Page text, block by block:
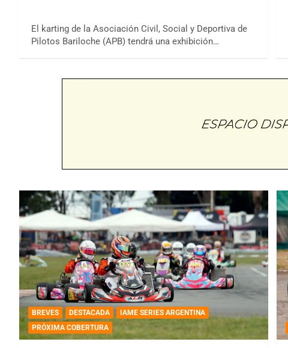
El karting de la Asociación Civil, Social y Deportiva de
Pilotos Bariloche (APB) tendrá una exhibición…
BREVES DESTACADA
IAME SERIES ARGENTINA
PRÓXIMA COBERTURA